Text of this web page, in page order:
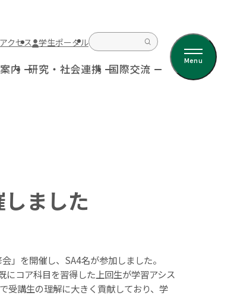
アクセス 学生ポータル
内 研究・社会連携 国際交流
Menu
ました
」を開催し、 SA4名が参加しました。
コア科目を習得した上回生が学習アシス
受講生の理解に大きく貢献しており、学